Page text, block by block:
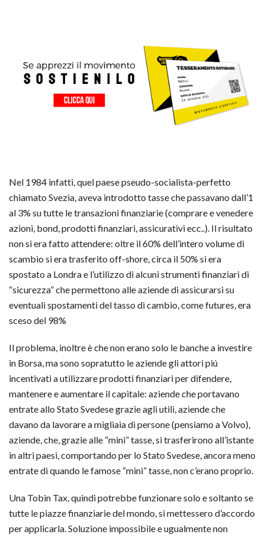
Nel 1984 infatti, quel paese pseudo-socialista-perfetto
chiamato Svezia, aveva introdotto tasse che passavano dall’1
al 3% su tutte le transazioni finanziarie (comprare e venedere
azioni, bond, prodotti finanziari, assicurativi ecc..). Il risultato
non si era fatto attendere: oltre il 60% dell’intero volume di
scambio si era trasferito off-shore, circa il 50% si era
spostato a Londra e l’utilizzo di alcuni strumenti finanziari di
“sicurezza” che permettono alle aziende di assicurarsi su
eventuali spostamenti del tasso di cambio, come futures, era
sceso del 98%
Il problema, inoltre è che non erano solo le banche a investire
in Borsa, ma sono sopratutto le aziende gli attori piú
incentivati a utilizzare prodotti finanziari per difendere,
mantenere e aumentare il capitale: aziende che portavano
entrate allo Stato Svedese grazie agli utili, aziende che
davano da lavorare a migliaia di persone (pensiamo a Volvo),
aziende, che, grazie alle “mini” tasse, si trasferirono all’istante
in altri paesi, comportando per lo Stato Svedese, ancora meno
entrate di quando le famose “mini” tasse, non c’erano proprio.
Una Tobin Tax, quindi potrebbe funzionare solo e soltanto se
tutte le piazze finanziarie del mondo, si mettessero d’accordo
per applicarla. Soluzione impossibile e ugualmente non